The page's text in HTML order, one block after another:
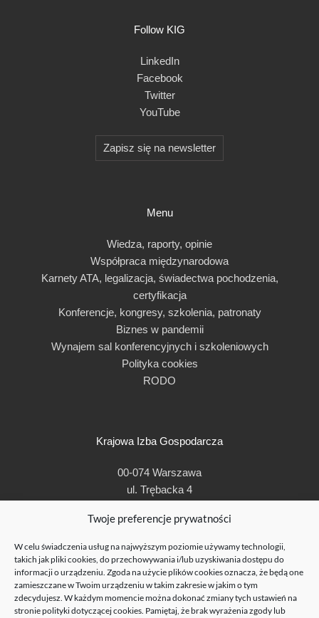
Twoje preferencje prywatności
W celu świadczenia usług na najwyższym poziomie używamy technologii,
takich jak pliki cookies, do przechowywania i/lub uzyskiwania dostępu do
informacji o urządzeniu. Zgoda na użycie plików cookies oznacza, że będą one
zamieszczane w Twoim urządzeniu w takim zakresie w jakim o tym
zdecydujesz. W każdym momencie można dokonać zmiany tych ustawień na
stroniepolityki dotyczącej cookies. Pamiętaj, że brak wyrażenia zgody lub
Krajowa Izba Gospodarcza
00-074 Warszawa
ul. Trębacka 4
e:kig@kig.pl
© Krajowa Izba Gospodarcza 1990-2019
Follow KIG
LinkedIn
Facebook
Twitter
YouTube
Zapisz się na newsletter
Menu
Wiedza, raporty, opinie
Współpraca międzynarodowa
Karnety ATA, legalizacja, świadectwa pochodzenia,
certyfikacja
Konferencje, kongresy, szkolenia, patronaty
Biznes w pandemii
Wynajem sal konferencyjnych i szkoleniowych
Polityka cookies
RODO